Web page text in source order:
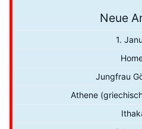
Neue
1.
Jungfrau
Athene